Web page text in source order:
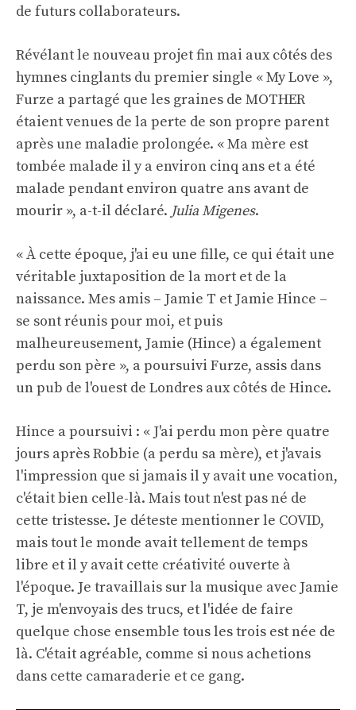
de futurs collaborateurs.
Révélant le nouveau projet fin mai aux côtés des
hymnes cinglants du premier single « My Love »,
Furze a partagé que les graines de MOTHER
étaient venues de la perte de son propre parent
après une maladie prolongée. « Ma mère est
tombée malade il y a environ cinq ans et a été
malade pendant environ quatre ans avant de
mourir », a-t-il déclaré. Julia Migenes.
« À cette époque, j'ai eu une fille, ce qui était une
véritable juxtaposition de la mort et de la
naissance. Mes amis – Jamie T et Jamie Hince –
se sont réunis pour moi, et puis
malheureusement, Jamie (Hince) a également
perdu son père », a poursuivi Furze, assis dans
un pub de l'ouest de Londres aux côtés de Hince.
Hince a poursuivi : « J'ai perdu mon père quatre
jours après Robbie (a perdu sa mère), et j'avais
l'impression que si jamais il y avait une vocation,
c'était bien celle-là. Mais tout n'est pas né de
cette tristesse. Je déteste mentionner le COVID,
mais tout le monde avait tellement de temps
libre et il y avait cette créativité ouverte à
l'époque. Je travaillais sur la musique avec Jamie
T, je m'envoyais des trucs, et l'idée de faire
quelque chose ensemble tous les trois est née de
là. C'était agréable, comme si nous achetions
dans cette camaraderie et ce gang.